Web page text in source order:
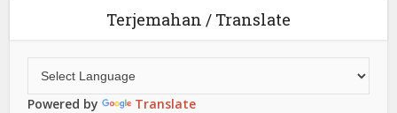
Terjemahan / Translate
Powered by Translate